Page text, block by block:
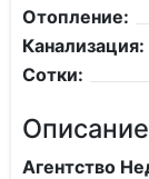
Отопление:
Канализация:
Сотки:
Описание
Агентство